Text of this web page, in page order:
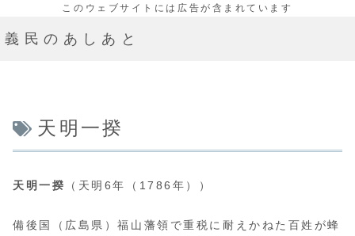
義民のあしあと
天明一揆
天明一揆 （天明6年（1786年））
備後国（広島県）福山藩領で重税に耐えかねた百姓が蜂